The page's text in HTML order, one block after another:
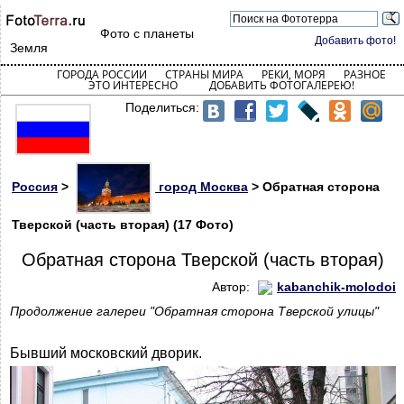
Добавить фото!
Фото с планеты
Земля
ГОРОДА РОССИИ СТРАНЫ МИРА РЕКИ, МОРЯ РАЗНОЕ
ЭТО ИНТЕРЕСНО ДОБАВИТЬ ФОТОГАЛЕРЕЮ!
Поделиться:
Россия > город Москва > Обратная сторона
Тверской (часть вторая) (17 Фото)
Обратная сторона Тверской (часть вторая)
Автор:
kabanchik-molodoi
Продолжение галереи "Обратная сторона Тверской улицы"
Бывший московский дворик.